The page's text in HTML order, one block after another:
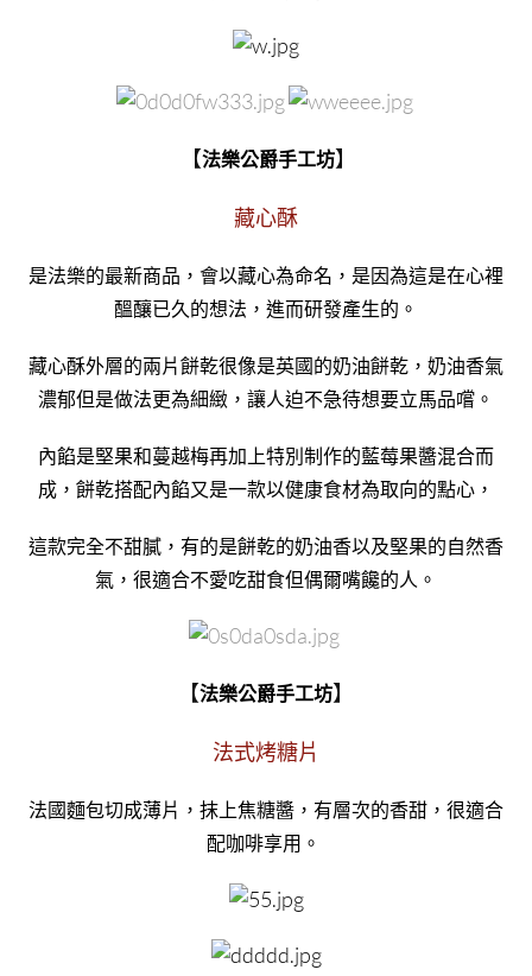
【法樂公爵手工坊】
藏心酥
是法樂的最新商品，會以藏心為命名，是因為這是在心裡
醞釀已久的想法，進而研發產生的。
藏心酥外層的兩片餅乾很像是英國的奶油餅乾，奶油香氣
濃郁但是做法更為細緻，讓人迫不急待想要立馬品嚐。
內餡是堅果和蔓越梅再加上特別制作的藍莓果醬混合而
成，餅乾搭配內餡又是一款以健康食材為取向的點心，
這款完全不甜膩，有的是餅乾的奶油香以及堅果的自然香
氣，很適合不愛吃甜食但偶爾嘴饞的人。
【法樂公爵手工坊】
法式烤糖片
法國麵包切成薄片，抹上焦糖醬，有層次的香甜，很適合
配咖啡享用。